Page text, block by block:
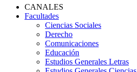
CANALES
Facultades
Ciencias Sociales
Derecho
Comunicaciones
Educación
Estudios Generales Letras